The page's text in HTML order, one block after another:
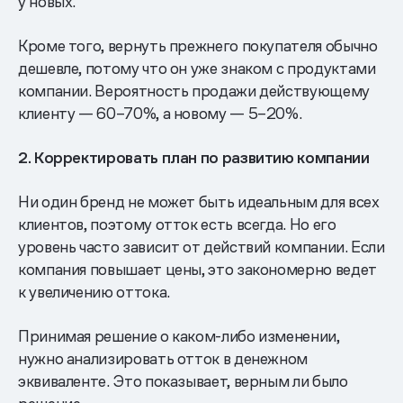
Кроме того, вернуть прежнего покупателя обычно
дешевле, потому что он уже знаком с продуктами
компании. Вероятность продажи действующему
клиенту — 60–70%, а новому — 5–20%.
2. Корректировать план по развитию компании
Ни один бренд не может быть идеальным для всех
клиентов, поэтому отток есть всегда. Но его
уровень часто зависит от действий компании. Если
компания повышает цены, это закономерно ведет
к увеличению оттока.
Принимая решение о каком-либо изменении,
нужно анализировать отток в денежном
эквиваленте. Это показывает, верным ли было